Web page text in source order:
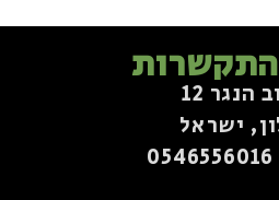
הנגר 12
ישראל